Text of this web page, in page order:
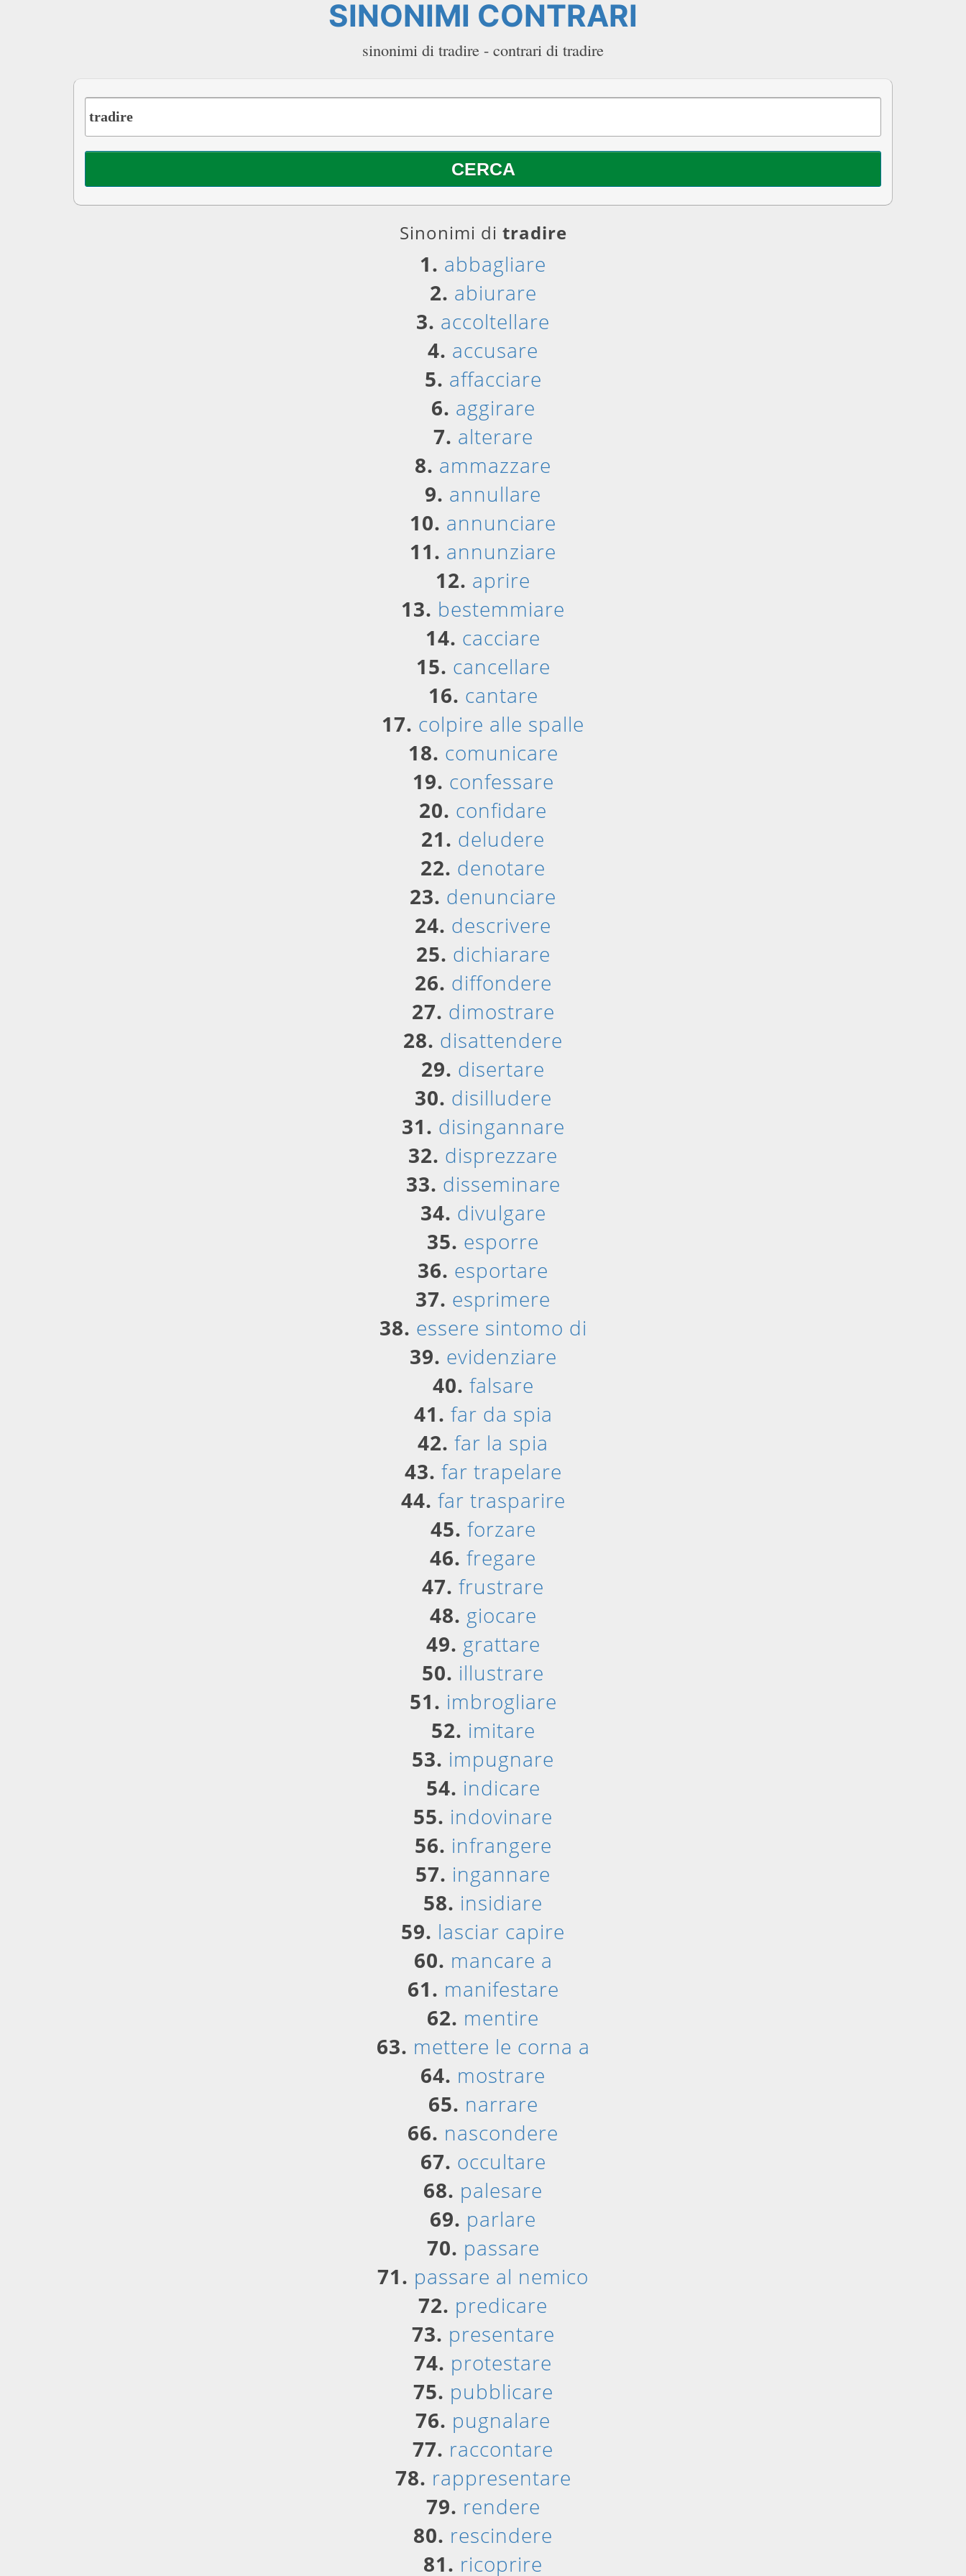
SINONIMI CONTRARI
sinonimi di tradire - contrari di tradire
Sinonimi di tradire
1. abbagliare
2. abiurare
3. accoltellare
4. accusare
5. affacciare
6. aggirare
7. alterare
8. ammazzare
9. annullare
10. annunciare
11. annunziare
12. aprire
13. bestemmiare
14. cacciare
15. cancellare
16. cantare
17. colpire alle spalle
18. comunicare
19. confessare
20. confidare
21. deludere
22. denotare
23. denunciare
24. descrivere
25. dichiarare
26. diffondere
27. dimostrare
28. disattendere
29. disertare
30. disilludere
31. disingannare
32. disprezzare
33. disseminare
34. divulgare
35. esporre
36. esportare
37. esprimere
38. essere sintomo di
39. evidenziare
40. falsare
41. far da spia
42. far la spia
43. far trapelare
44. far trasparire
45. forzare
46. fregare
47. frustrare
48. giocare
49. grattare
50. illustrare
51. imbrogliare
52. imitare
53. impugnare
54. indicare
55. indovinare
56. infrangere
57. ingannare
58. insidiare
59. lasciar capire
60. mancare a
61. manifestare
62. mentire
63. mettere le corna a
64. mostrare
65. narrare
66. nascondere
67. occultare
68. palesare
69. parlare
70. passare
71. passare al nemico
72. predicare
73. presentare
74. protestare
75. pubblicare
76. pugnalare
77. raccontare
78. rappresentare
79. rendere
80. rescindere
81. ricoprire